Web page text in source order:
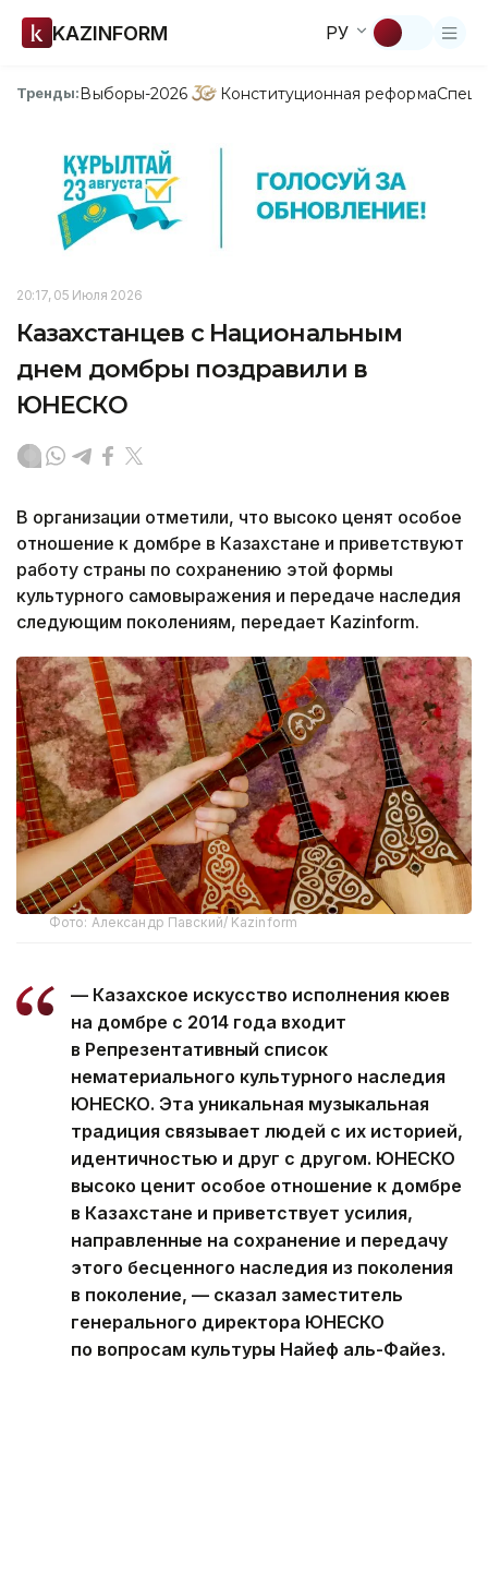
KAZINFORM РУ
Тренды:Выборы-2026 Конституционная реформа
20:17, 05 Июля 2026
Казахстанцев с Национальным
днем домбры поздравили в
ЮНЕСКО
В организации отметили, что высоко ценят особое
отношение к домбре в Казахстане и приветствуют
работу страны по сохранению этой формы
культурного самовыражения и передаче наследия
следующим поколениям, передает Kazinform.
Фото: Александр Павский/ Kazinform
— Казахское искусство исполнения кюев
на домбре с 2014 года входит
в Репрезентативный список
нематериального культурного наследия
ЮНЕСКО. Эта уникальная музыкальная
традиция связывает людей с их историей,
идентичностью и друг с другом. ЮНЕСКО
высоко ценит особое отношение к домбре
в Казахстане и приветствует усилия,
направленные на сохранение и передачу
этого бесценного наследия из поколения
в поколение, — сказал заместитель
генерального директора ЮНЕСКО
по вопросам культуры Найеф аль-Файез.